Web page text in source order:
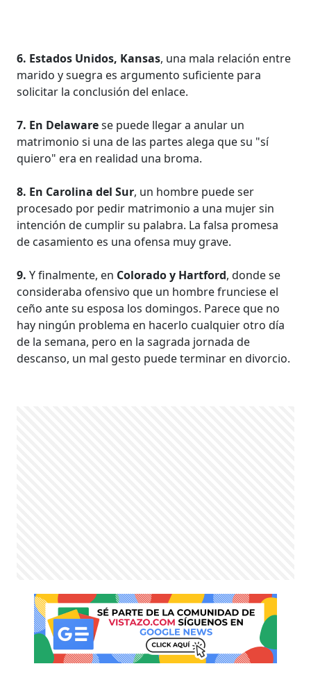
6. Estados Unidos, Kansas, una mala relación entre
marido y suegra es argumento suficiente para
solicitar la conclusión del enlace.
7. En Delawarese puede llegar a anular un
matrimonio si una de las partes alega que su "sí
quiero" era en realidad una broma.
8. En Carolina del Sur, un hombre puede ser
procesado por pedir matrimonio a una mujer sin
intención de cumplir su palabra. La falsa promesa
de casamiento es una ofensa muy grave.
9. Y finalmente, en Colorado y Hartford, donde se
consideraba ofensivo que un hombre frunciese el
ceño ante su esposa los domingos. Parece que no
hay ningún problema en hacerlo cualquier otro día
de la semana, pero en la sagrada jornada de
descanso, un mal gesto puede terminar en divorcio.